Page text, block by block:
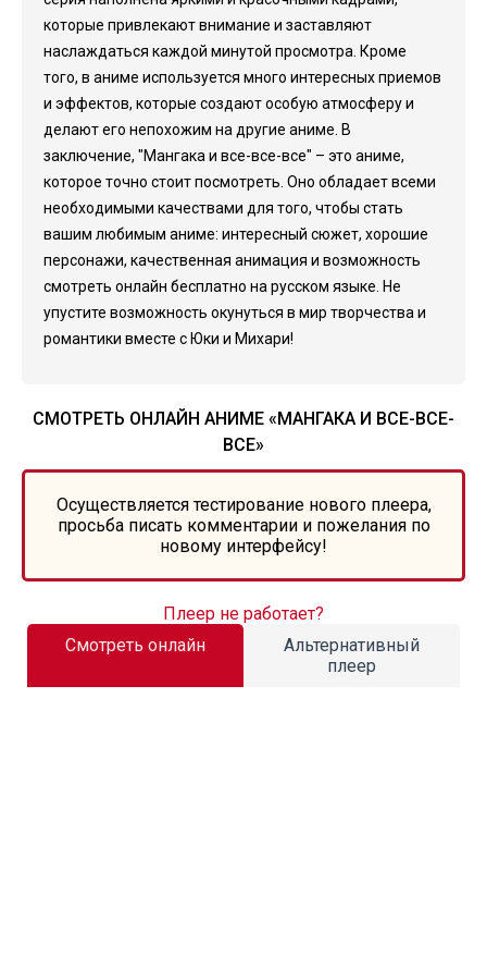
которые привлекают внимание и заставляют
наслаждаться каждой минутой просмотра. Кроме
того, в аниме используется много интересных приемов
и эффектов, которые создают особую атмосферу и
делают его непохожим на другие аниме. В
заключение, "Мангака и все-все-все" – это аниме,
которое точно стоит посмотреть. Оно обладает всеми
необходимыми качествами для того, чтобы стать
вашим любимым аниме: интересный сюжет, хорошие
персонажи, качественная анимация и возможность
смотреть онлайн бесплатно на русском языке. Не
упустите возможность окунуться в мир творчества и
романтики вместе с Юки и Михари!
СМОТРЕТЬ ОНЛАЙН АНИМЕ «МАНГАКА И ВСЕ-ВСЕ-
ВСЕ»
Осуществляется тестирование нового плеера,
просьба писать комментарии и пожелания по
новому интерфейсу!
Смотреть онлайн
Альтернативный
плеер
Плеер не работает?